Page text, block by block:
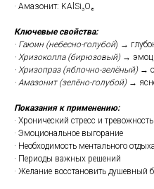
· Амазонит: KAlSi₃O₈
Ключевые свойства:
· Гаюин (небесно-голубой) →
· Хризоколла (бирюзовый)→
· Хризопраз (яблочно-зелёный)→
· Амазонит (зелёно-голубой)→
Показания к применению:
· Хронический стресс и тревожность
· Эмоциональное выгорание
· Необходимость ментального отдыха
· Периоды важных решений
· Желание восстановить душевный